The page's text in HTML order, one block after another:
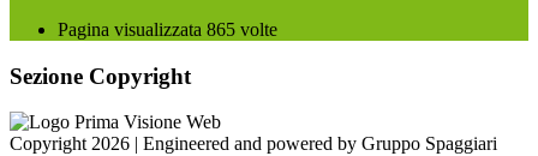
Pagina visualizzata 865 volte
Sezione Copyright
Copyright 2026 | Engineered and powered by Gruppo Spaggiari